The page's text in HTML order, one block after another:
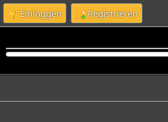
Einloggen Registrieren